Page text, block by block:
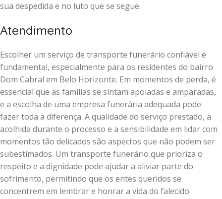
sua despedida e no luto que se segue.
Atendimento
Escolher um serviço de transporte funerário confiável é
fundamental, especialmente para os residentes do bairro
Dom Cabral em Belo Horizonte. Em momentos de perda, é
essencial que as famílias se sintam apoiadas e amparadas,
e a escolha de uma empresa funerária adequada pode
fazer toda a diferença. A qualidade do serviço prestado, a
acolhida durante o processo e a sensibilidade em lidar com
momentos tão delicados são aspectos que não podem ser
subestimados. Um transporte funerário que prioriza o
respeito e a dignidade pode ajudar a aliviar parte do
sofrimento, permitindo que os entes queridos se
concentrem em lembrar e honrar a vida do falecido.